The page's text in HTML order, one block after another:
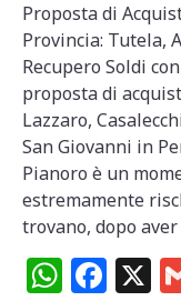
Proposta di
Provincia: Tutela,
Recupero Soldi
proposta di
Lazzaro,
San Giovanni in
Pianoro è un
estremamente
trovano, dopo
W F X